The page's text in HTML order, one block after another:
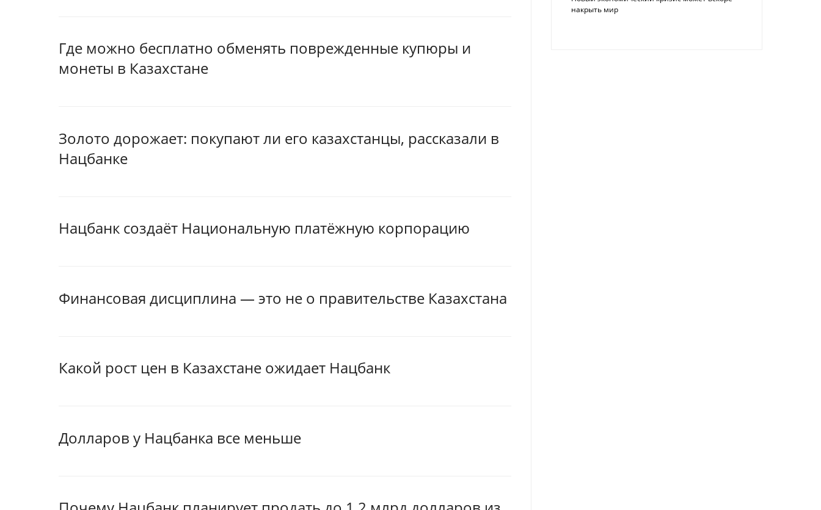
Где можно бесплатно обменять поврежденные купюры и
монеты в Казахстане
Золото дорожает: покупают ли его казахстанцы, рассказали в
Нацбанке
Нацбанк создаёт Национальную платёжную корпорацию
Финансовая дисциплина — это не о правительстве Казахстана
Какой рост цен в Казахстане ожидает Нацбанк
Долларов у Нацбанка все меньше
накрыть мир